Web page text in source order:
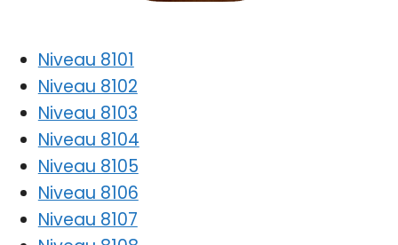
Niveau 8101
Niveau 8102
Niveau 8103
Niveau 8104
Niveau 8105
Niveau 8106
Niveau 8107